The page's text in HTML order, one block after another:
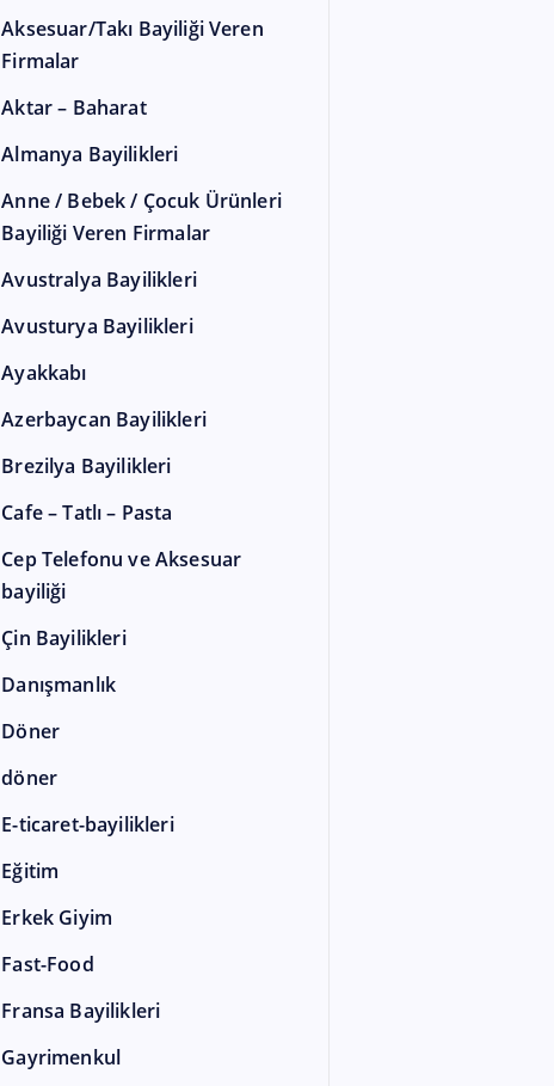
Aksesuar/Takı Bayiliği Veren
Firmalar
Aktar – Baharat
Almanya Bayilikleri
Anne / Bebek / Çocuk Ürünleri
Bayiliği Veren Firmalar
Avustralya Bayilikleri
Avusturya Bayilikleri
Ayakkabı
Azerbaycan Bayilikleri
Brezilya Bayilikleri
Cafe – Tatlı – Pasta
Cep Telefonu ve Aksesuar
bayiliği
Çin Bayilikleri
Danışmanlık
Döner
döner
E-ticaret-bayilikleri
Eğitim
Erkek Giyim
Fast-Food
Fransa Bayilikleri
Gayrimenkul